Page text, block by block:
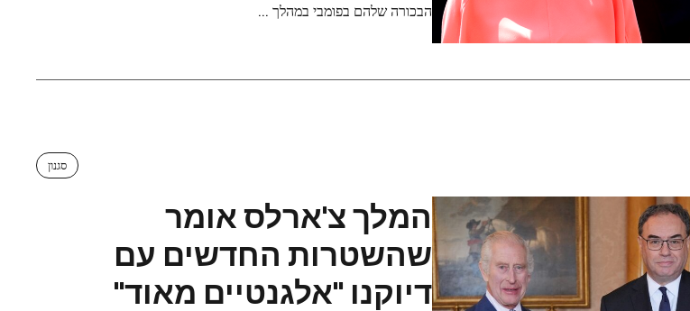
הבכורה שלהם בפומבי במהלך ...
סגנון
המלך צ'ארלס אומר
שהשטרות החדשים עם
דיוקנו "אלגנטיים מאוד"